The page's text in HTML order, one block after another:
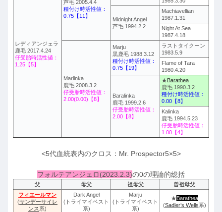
レディアンジェラ
鹿毛 2017.4.24
仔受胎時活性値：
1.25【5】
芦毛 2005.4.4
種付け時活性値：
0.75【11】
Midnight Angel
芦毛 1994.2.2
Machiavellian
1987.1.31
Night At Sea
1987.4.18
Marlinka
鹿毛 2008.3.2
仔受胎時活性値：
2.00(0.00)【8】
Marju
黒鹿毛 1988.3.12
種付け時活性値：
0.75【19】
ラストタイクーン
1983.5.9
Flame of Tara
1980.4.20
Baralinka
鹿毛 1999.2.6
仔受胎時活性値：
2.00【8】
★ Barathea
鹿毛 1990.3.2
種付け時活性値：
0.00【8】
Kalinka
鹿毛 1994.5.23
仔受胎時活性値：
1.00【4】
<5代血統表内のクロス：Mr. Prospector5×5>
フォルテアンジェロ(2023.2.3)の0の理論的総括
父 母父 祖母父
曾祖母父
フィエールマン
(サンデーサイレ
ンス 系)
Dark Angel
(トライマイベスト
系)
Marju
(トライマイベスト
系)
★Barathea
(Sadler’s Wells系)